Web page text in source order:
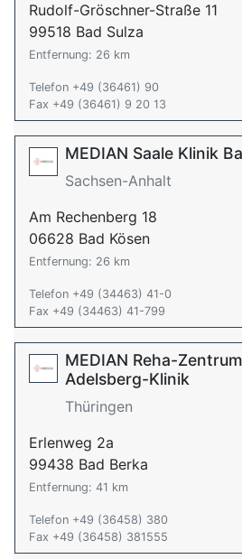
Rudolf-Gröschner-Straße 11
99518 Bad Sulza
Entfernung: 26 km
Telefon +49 (36461) 90
Fax +49 (36461) 9 20 13
MEDIAN Saale Klinik
Sachsen-Anhalt
Am Rechenberg 18
06628 Bad Kösen
Entfernung: 26 km
Telefon +49 (34463) 41-0
Fax +49 (34463) 41-799
MEDIAN Reha-
Adelsberg-Klinik
Thüringen
Erlenweg 2a
99438 Bad Berka
Entfernung: 41 km
Telefon +49 (36458) 380
Fax +49 (36458) 381555